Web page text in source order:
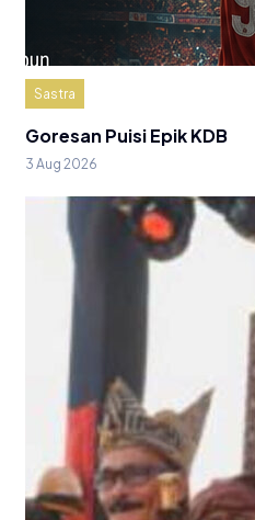
Sastra
Goresan Puisi Epik KDB
3 Aug 2026